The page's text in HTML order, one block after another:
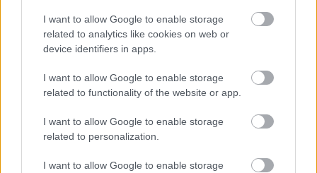
I want to allow Google to enable storage
related to analytics like cookies on web or
device identifiers in apps.
I want to allow Google to enable storage
related to functionality of the website or app.
I want to allow Google to enable storage
related to personalization.
I want to allow Google to enable storage